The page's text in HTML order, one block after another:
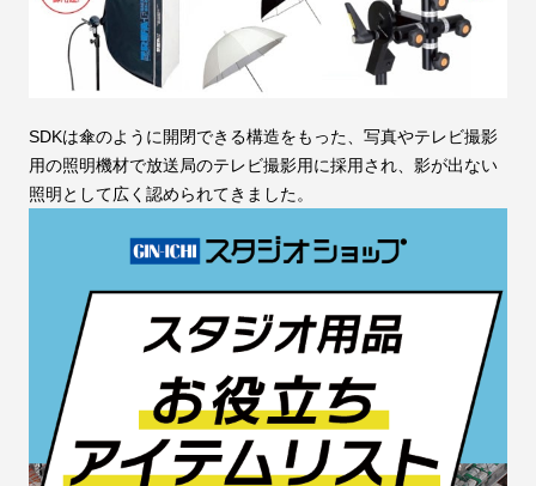
SDKは傘のように開閉できる構造をもった、写真やテレビ撮影
用の照明機材で放送局のテレビ撮影用に採用され、影が出ない
照明として広く認められてきました。